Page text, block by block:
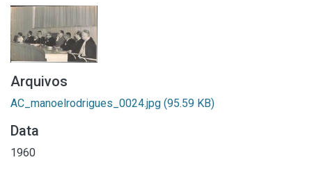
Arquivos
AC_manoelrodrigues_0024.jpg (95.59 KB)
Data
1960